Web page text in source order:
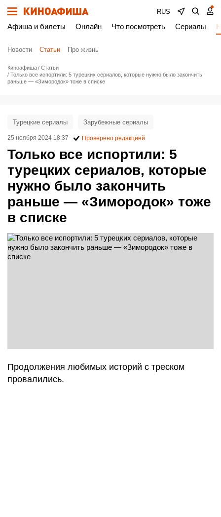
RUS
Афиша и билеты Онлайн Что посмотреть Сериалы
Новости Статьи Про жизнь
Киноафиша
Статьи
Только все испортили: 5 турецких сериалов, которые нужно было закончить
раньше — «Зимородок» тоже в списке
Только все испортили: 5
турецких сериалов, которые
нужно было закончить
раньше — «Зимородок» тоже
в списке
Турецкие сериалы Зарубежные сериалы
25 ноября 2024 18:37 Проверено редакцией
Продолжения любимых историй с треском
провалились.